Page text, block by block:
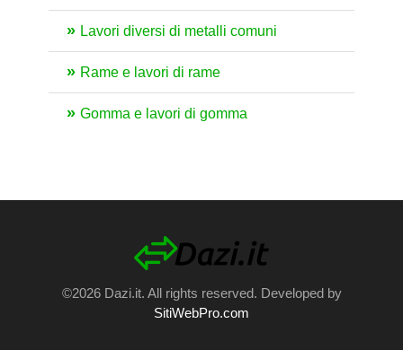
Lavori diversi di metalli comuni
Rame e lavori di rame
Gomma e lavori di gomma
©2026 Dazi.it. All rights reserved. Developed by
SitiWebPro.com